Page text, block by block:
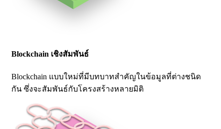
Blockchain เชิงสัมพันธ์
Blockchain แบบใหม่ที่มีบทบาทสำคัญในข้อมูลที่ต่างชนิด
กัน ซึ่งจะสัมพันธ์กับโครงสร้างหลายมิติ